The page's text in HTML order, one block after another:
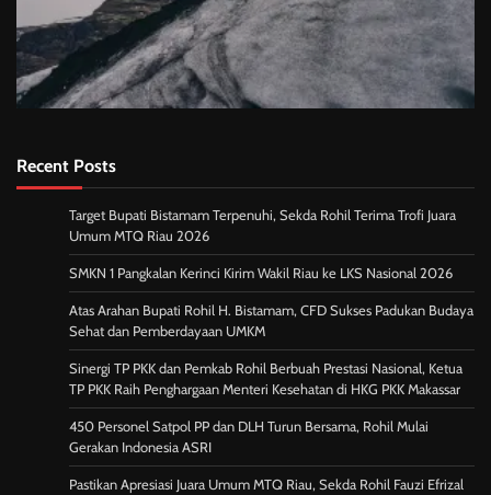
Recent Posts
Target Bupati Bistamam Terpenuhi, Sekda Rohil Terima Trofi Juara
Umum MTQ Riau 2026
SMKN 1 Pangkalan Kerinci Kirim Wakil Riau ke LKS Nasional 2026
Atas Arahan Bupati Rohil H. Bistamam, CFD Sukses Padukan Budaya
Sehat dan Pemberdayaan UMKM
Sinergi TP PKK dan Pemkab Rohil Berbuah Prestasi Nasional, Ketua
TP PKK Raih Penghargaan Menteri Kesehatan di HKG PKK Makassar
450 Personel Satpol PP dan DLH Turun Bersama, Rohil Mulai
Gerakan Indonesia ASRI
Pastikan Apresiasi Juara Umum MTQ Riau, Sekda Rohil Fauzi Efrizal